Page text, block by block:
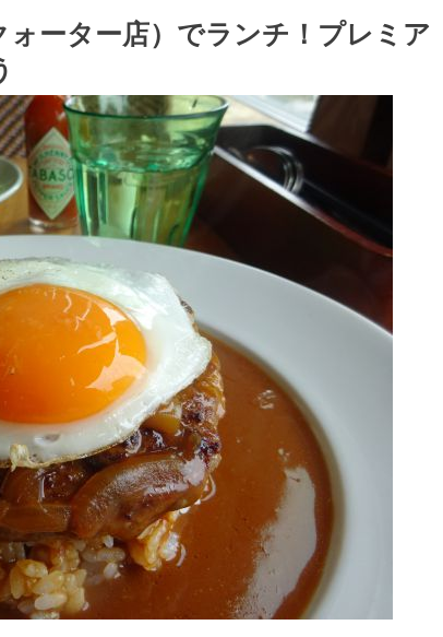
ーター店）でランチ！プレミア